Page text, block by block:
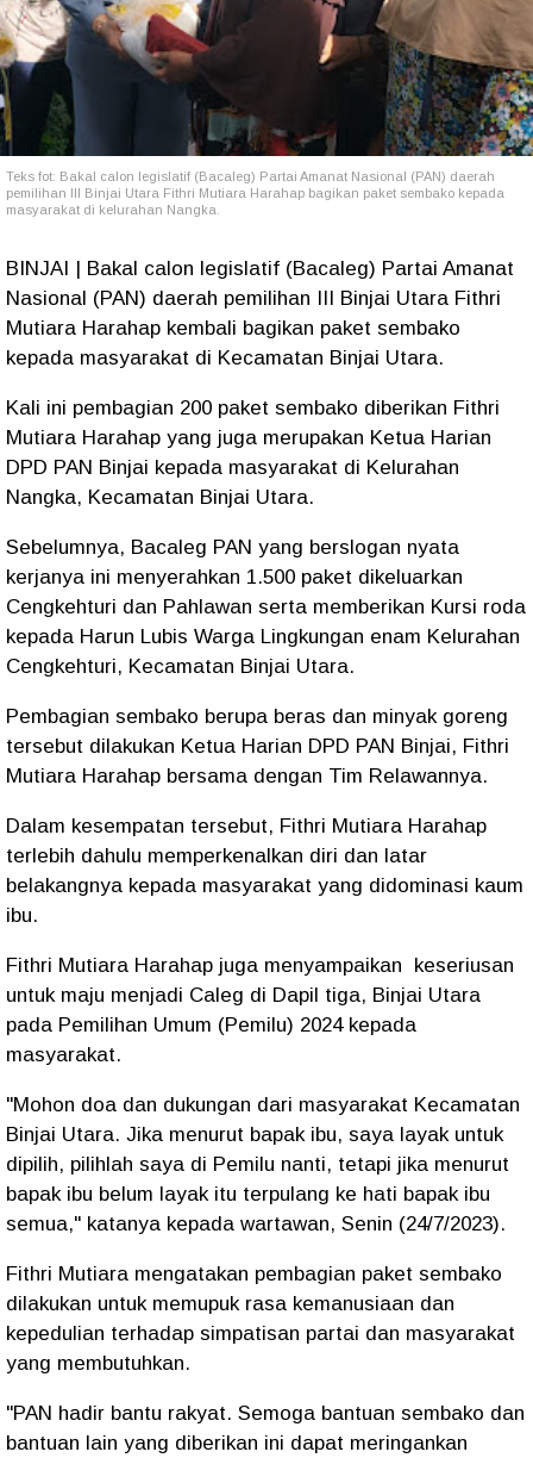
Teks fot: Bakal calon legislatif (Bacaleg) Partai Amanat Nasional (PAN) daerah
pemilihan III Binjai Utara Fithri Mutiara Harahap bagikan paket sembako kepada
masyarakat di kelurahan Nangka.
BINJAI | Bakal calon legislatif (Bacaleg) Partai Amanat
Nasional (PAN) daerah pemilihan III Binjai Utara Fithri
Mutiara Harahap kembali bagikan paket sembako
kepada masyarakat di Kecamatan Binjai Utara.
Kali ini pembagian 200 paket sembako diberikan Fithri
Mutiara Harahap yang juga merupakan Ketua Harian
DPD PAN Binjai kepada masyarakat di Kelurahan
Nangka, Kecamatan Binjai Utara.
Sebelumnya, Bacaleg PAN yang berslogan nyata
kerjanya ini menyerahkan 1.500 paket dikeluarkan
Cengkehturi dan Pahlawan serta memberikan Kursi roda
kepada Harun Lubis Warga Lingkungan enam Kelurahan
Cengkehturi, Kecamatan Binjai Utara.
Pembagian sembako berupa beras dan minyak goreng
tersebut dilakukan Ketua Harian DPD PAN Binjai, Fithri
Mutiara Harahap bersama dengan Tim Relawannya.
Dalam kesempatan tersebut, Fithri Mutiara Harahap
terlebih dahulu memperkenalkan diri dan latar
belakangnya kepada masyarakat yang didominasi kaum
ibu.
Fithri Mutiara Harahap juga menyampaikan keseriusan
untuk maju menjadi Caleg di Dapil tiga, Binjai Utara
pada Pemilihan Umum (Pemilu) 2024 kepada
masyarakat.
"Mohon doa dan dukungan dari masyarakat Kecamatan
Binjai Utara. Jika menurut bapak ibu, saya layak untuk
dipilih, pilihlah saya di Pemilu nanti, tetapi jika menurut
bapak ibu belum layak itu terpulang ke hati bapak ibu
semua," katanya kepada wartawan, Senin (24/7/2023).
Fithri Mutiara mengatakan pembagian paket sembako
dilakukan untuk memupuk rasa kemanusiaan dan
kepedulian terhadap simpatisan partai dan masyarakat
yang membutuhkan.
"PAN hadir bantu rakyat. Semoga bantuan sembako dan
bantuan lain yang diberikan ini dapat meringankan